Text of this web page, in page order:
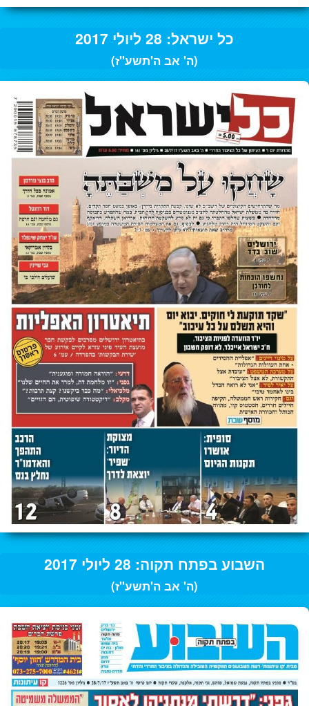
כל ישראל: 28 ליולי 2017
(ה' אב ה'תשע"ז)
השבוע בפתח תקוה: 28 ליולי 2017
(ה' אב ה'תשע"ז)